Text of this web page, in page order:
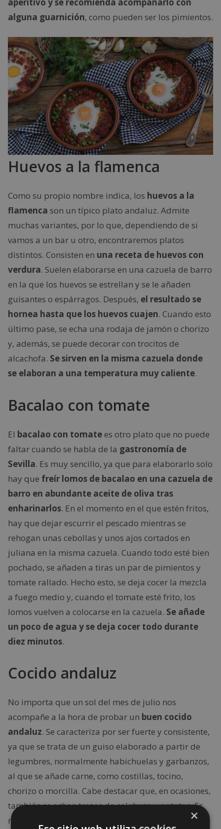
alguna guarnición, como pueden ser los pimientos.
Huevos a la flamenca
Como su propio nombre indica, los huevos a la
flamenca son un típico plato andaluz. Admite
muchas variantes, por lo que, dependiendo de si
vamos a un bar u otro, encontraremos platos
distintos. Consisten en una receta de huevos con
verdura. Suelen elaborarse en una cazuela de barro
en la que los huevos se estrellan y se le añaden
guisantes o espárragos. Después, el resultado se
hornea hasta que los huevos cuajen. Cuando esto
último pase, se echa una rodaja de jamón o chorizo
y, además, se puede decorar con trocitos de
alcachofa. Se sirven en la misma cazuela donde
se elaboran a una temperatura muy caliente.
Bacalao con tomate
El bacalao con tomatees otro plato que no puede
faltar cuando se habla de la gastronomía de
Sevilla. Es muy sencillo, ya que para elaborarlo solo
hay que freír lomos de bacalao en una cazuela de
barro en abundante aceite de oliva tras
enharinarlos. En el momento en el que estén fritos,
hay que dejar escurrir el pescado mientras se
rehogan unas cebollas y unos ajos cortados en
juliana en la misma cazuela. Cuando todo esté bien
pochado, se añaden a tiras un par de pimientos y
tomate rallado. Hecho esto, se deja cocer la mezcla
a fuego medio y, cuando el tomate esté frito, los
lomos vuelven a colocarse en la cazuela. Se añade
un poco de agua y se deja cocer todo durante
diez minutos.
Cocido andaluz
No importa que un sol del mes de julio nos
acompañe a la hora de probar un buen cocido
andaluz. Se caracteriza por ser fuerte y consistente,
ya que se trata de un guiso elaborado a partir de
legumbres, normalmente habichuelas y garbanzos,
al que se añade carne, como costillas, tocino,
chorizo o morcilla. Cabe destacar que, en ocasiones,
también se echan trozos de calabaza y patatas. Es
más,
×